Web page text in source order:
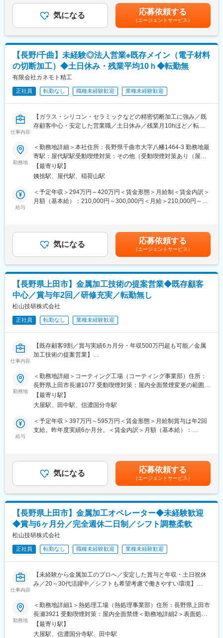
まずはオペレーターとして現場の技術を磨き、将来的には加工プ
ログラミングや生産管理、リーダー職へのステップアップも可能
です。
・中途社員の育成環境
未経験中途でご入社されている方多く、育成環境が整っていま
す。（新卒3名、他は中途社員）
3か月～半年程先輩社員からマンツーマンで、機械の脱着や製品の
取扱いから始め、少しずつ機械操作を覚えて頂きます。
徐々に先輩が作ったプログラムから製品加工等の基本的な操作か
ら始めていき、プログラム理解等2～3年かけてじっくりと習得を
■就業環境
立ち仕事が中心ですが、職場の風通しも良く、有給休暇も取得し
に対応しています。
変更の範囲：会社の定める業務
・顧客からの問い合わせ対応業務
※資料作成とは、経営会議にて使用する不良報告書、顧客への測定
報告書の作成業務及び顧客への送付業務含む
いたします
※工場内は冷暖房完備、食堂有
2～3ヵ月程度の期間でジョブローテションを実施し、当社につい
て理解いただきます。その後、品質管理部長（50代）によるOJT
目安に独り立ちいただきます。
当ポジションは未経験から挑戦できる幹部候補職です。
ご自身の頑張り次第で、当社の中核（幹部候補）を担っていただ
きます。
※顧客対応や製品知識などが評価されます
■中途入社の声：
A「当社の従業員の方の人柄に惹かれ入社しました」
■組織構成：※男女比50％
本社工場 30名
第二工場 18名（本社工場より300m）
■中長期的なビジョン：
当社は、地元密着型の企業作りを意識してまいりました。
これからも、顧客に対して、より良い品質の製品をお届けしたい
と強く思っております。そのためには、品質管理職は不可欠で
す。一緒に働いてくださる方の応募をお待ちしております。
変更の範囲：会社の定める業務
ル年収】■課長 月40～45万円※一般→係長→課長→部長※頑張り
次第で、評価されていきます賃金はあくまでも目安の金額であ
り、選考を通じて上下する可能性があります。月給(月額)は固定手
当を含めた表記です。
気になる 応募依頼する
（エージェントサービス）
【長野/千曲】未経験◎法人営業※既存メイン（電子材料
の切断加工）◆土日休み・残業平均10ｈ◆転勤無
有限会社カネモト精工
正社員 転勤なし 職種未経験歓迎 業種未経験歓迎
仕事内容
【ガラス・シリコン・セラミックなどの精密切断加工に強み／既
存顧客中心・安定した営業職／土日休み／残業月10hほど／転勤
■業務概要：
当社はガラス、シリコン、セラミック等の精密切断加工を主力と
する電子材料加工メーカーです。本ポジションでは、主に既存顧
客を対象に、受発注業務や納品管理、納期調整、見積書作成など
の営業活動を担います。既存顧客の対応がメインですので、安定
した環境のなかで顧客との信頼関係を築くことができる点が大き
な特徴です。
・石英ガラスやシリコンなどの切断加工に関する受発注受付
・納品までの進捗管理
・営業先の選定や事前調査
■業務の特徴：
・見積書の作成、納期や仕様の調整、社内の製造部門との連携、
社内システムを活用したデータ入力や書類作成など、幅広い業務
・顧客対応はメールや電話、オンライン商談も活用し、事務作業
とのバランスも取りやすい環境です。
にお客様がいらっしゃいます。月1回程度、宿泊を伴う出張を対応
しています。
を深める深耕営業です。
■組織構成：
営業部は現在3名が在籍しています。ベテランと若手が協力する少
■入社後の流れ：
く予定です。（ひとり立ちには半年から1年ほどを予定）
■会社・求人の魅力：
・1988年の創業以来順調に業績を伸ばし、電子材料の需要の伸び
に伴い今後一層の発展が期待できます。
・日本の半導体材料メーカーの世界市場での強さは継続してお
り、世界的にも有力な企業が多く、主要半導体材料の世界シェア
の約半分を握ります。その半導体材料の製造を、当社の様々な切
断加工技術で支えています。
勤務地
＜勤務地詳細＞本社住所：長野県千曲市大字八幡1464-3 勤務地最
寄駅：屋代駅駅受動喫煙対策：その他（受動喫煙対策あり（屋内
禁煙））変更の範囲：無
【最寄り駅】
姨捨駅、屋代駅、稲荷山駅
給与
＜予定年収＞294万円～420万円＜賃金形態＞月給制＜賃金内訳＞
月額（基本給）：210,000円～300,000円＜月給＞210,000円～
前年度支給実績 計1～2か月分未満賃金はあくまでも目安の金額で
あり、選考を通じて上下する可能性があります。月給(月額)は固定
気になる 応募依頼する
（エージェントサービス）
【長野県上田市】金属加工技術の提案営業◆既存顧客
中心／賞与年2回／研修充実／転勤無し
松山技研株式会社
正社員 転勤なし 業種未経験歓迎
仕事内容
【既存顧客9割／賞与実績6カ月分・年収500万円超も可能／金属
加工技術の提案営業】
当社は金属の熱処理・表面処理・コーティングなどを手がける専
門メーカーです。営業職として、主に長野県を中心とした全国の
部品加工メーカーや電機メーカーなどへ、当社の高度な金属加工
技術をご提案いただきます。既存顧客が90％以上を占め、競合も
少ないため、信頼関係を大切にしながらじっくりとご提案できま
す。
■業務詳細
案
・他社事例の紹介や、最適な加工法・素材選定のアドバイス
・見積書作成、受注後の納品・アフターフォロー
主にコーティング加工技術の提案となります。金型や工具など幅
広い分野で当社技術が活用されています。
営業担当は2名体制（50代・30代）。少数精鋭で風通しの良い職
場です。
■業務の魅力
既存顧客メインで無理な新規開拓や飛び込みはほぼ無し。ボーナ
境です。20代でも年収500万円超の実績あり。
■教育体制
入社後は半年程度の工場現場研修、先輩同行、見積作成など段階
勤務地
＜勤務地詳細＞コーティング工場（コーティング事業部）住所：
長野県上田市長瀬1077 受動喫煙対策：屋内全面禁煙変更の範囲：
会社の定める事業所
【最寄り駅】
大屋駅、田中駅、信濃国分寺駅
給与
＜予定年収＞397万円～595万円＜賃金形態＞月給制賞与は年2回
支給。昨年度実績6か月分。＜賃金内訳＞月額（基本給）：
く年収は350万円～520万円となります。《モデル年収例》30代／
635万円 賞与（年2回）含む20代／502万円 賞与（年2回）含
む賃金はあくまでも目安の金額であり、選考を通じて上下する可
能性があります。月給(月額)は固定手当を含めた表記です。
気になる 応募依頼する
（エージェントサービス）
【長野県上田市】金属加工オペレーター◆未経験歓迎
◆賞与6ヶ月分／完全週休二日制／シフト調整柔軟
松山技研株式会社
正社員 転勤なし 職種未経験歓迎 業種未経験歓迎
仕事内容
【未経験から金属加工のプロへ／安定した賞与と年収・土日祝休
み／20～30代活躍中／シフトも希望考慮で働きやすい環境】
当社の熱処理加工または表面処理加工部門にて、専用設備を用い
た金属製品の加工や検査、梱包、出荷業務を担当いただきます。
未経験スタートの方も多く、研修とOJTで一から専門技術を習得
できる環境です。
勤務地
＜勤務地詳細1＞熱処理工場（熱処理事業部）住所：長野県上田市
長瀬3921 受動喫煙対策：屋内全面禁煙＜勤務地詳細2＞表面処理
工場（表面処理事業部）住所：長野県上田市長瀬1050 受動喫煙対
策：屋内全面禁煙変更の範囲：会社の定める事業所
【最寄り駅】
大屋駅、信濃国分寺駅、田中駅